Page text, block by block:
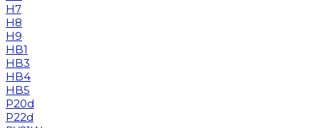
H7
H8
H9
HB1
HB3
HB4
HB5
P20d
P22d